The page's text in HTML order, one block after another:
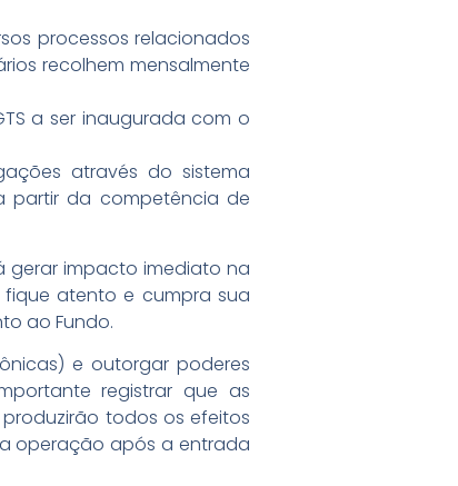
processos relacionados
recolhem mensalmente
a ser inaugurada com o
através do sistema
partir da competência de
gerar impacto imediato na
fique atento e cumpra sua
ao Fundo.
e outorgar poderes
registrar que as
todos os efeitos
operação após a entrada